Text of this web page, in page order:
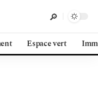
Espace vert